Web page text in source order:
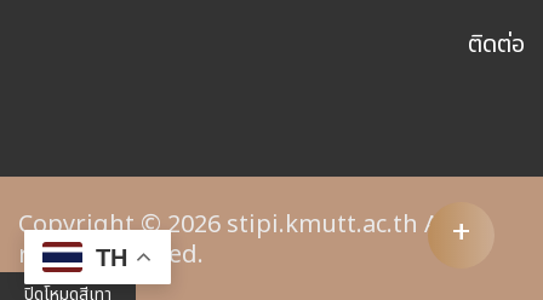
ติดต่อ
Copyright © 2026 stipi.kmutt.ac.th All
rights reserved.
+
TH
ปิดโหมดสีเทา